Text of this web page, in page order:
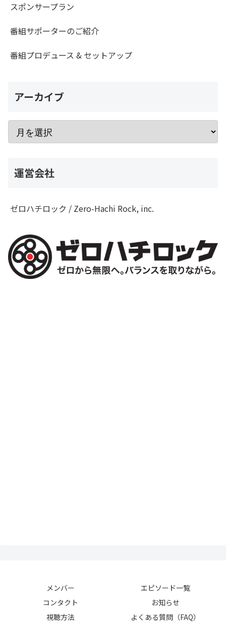
スポンサープラン
番組サポーターのご紹介
番組プロデュース & セットアップ
アーカイブ
運営会社
ゼロハチロック / Zero-Hachi Rock, inc.
メンバー
エピソード一覧
コンタクト
お知らせ
視聴方法
よくある質問（FAQ）